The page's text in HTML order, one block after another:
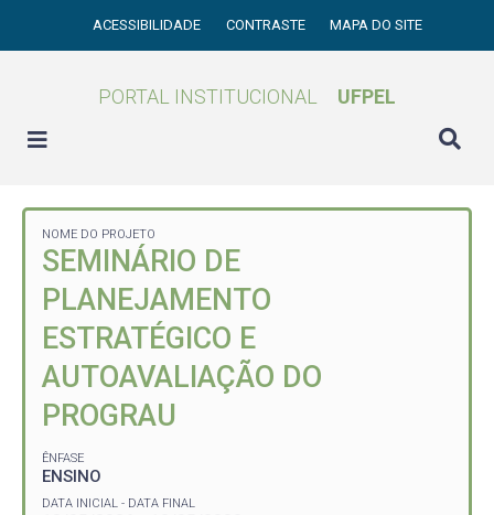
ACESSIBILIDADE CONTRASTE MAPA DO SITE
PORTAL INSTITUCIONAL UFPEL
NOME DO PROJETO
SEMINÁRIO DE
PLANEJAMENTO
ESTRATÉGICO E
AUTOAVALIAÇÃO DO
PROGRAU
ÊNFASE
ENSINO
DATA INICIAL - DATA FINAL